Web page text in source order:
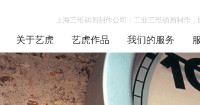
上海三维动画制作公司：工业三维动画制作
关于艺虎 艺虎作品 我们的服务